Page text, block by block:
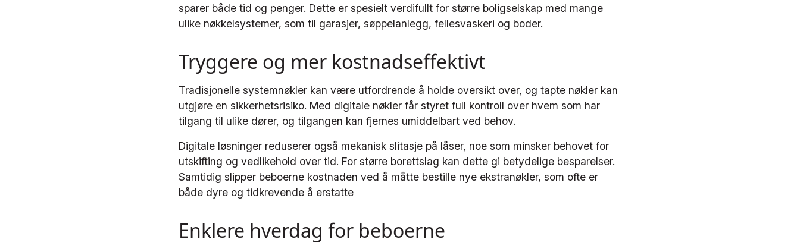
sparer både tid og penger. Dette er spesielt verdifullt for større boligselskap med mange
ulike nøkkelsystemer, som til garasjer, søppelanlegg, fellesvaskeri og boder.
Tryggere og mer kostnadseffektivt
Tradisjonelle systemnøkler kan være utfordrende å holde oversikt over, og tapte nøkler kan
utgjøre en sikkerhetsrisiko. Med digitale nøkler får styret full kontroll over hvem som har
tilgang til ulike dører, og tilgangen kan fjernes umiddelbart ved behov.
Digitale løsninger reduserer også mekanisk slitasje på låser, noe som minsker behovet for
utskifting og vedlikehold over tid. For større borettslag kan dette gi betydelige besparelser.
Samtidig slipper beboerne kostnaden ved å måtte bestille nye ekstranøkler, som ofte er
både dyre og tidkrevende å erstatte
Enklere hverdag for beboerne